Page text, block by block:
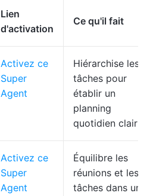
Lien
d'activation
Ce qu'il fait
Activez ce
Super
Agent
Hiérarchise les
tâches pour
établir un
planning
quotidien clair
Activez ce
Super
Agent
Équilibre les
réunions et les
tâches dans un